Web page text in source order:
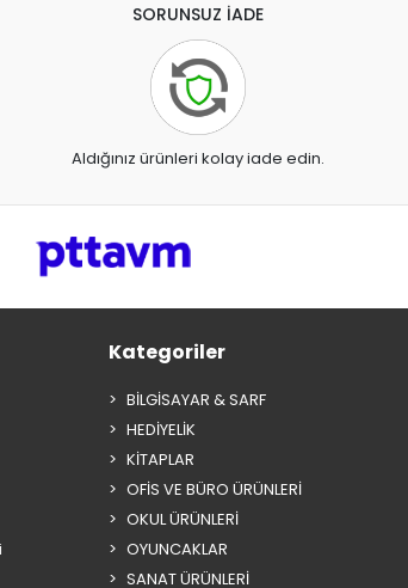
SORUNSUZ İADE
Aldığınız ürünleri kolay iade edin.
Kategoriler
BİLGİSAYAR & SARF
HEDİYELİK
KİTAPLAR
OFİS VE BÜRO ÜRÜNLERİ
OKUL ÜRÜNLERİ
OYUNCAKLAR
SANAT ÜRÜNLERİ